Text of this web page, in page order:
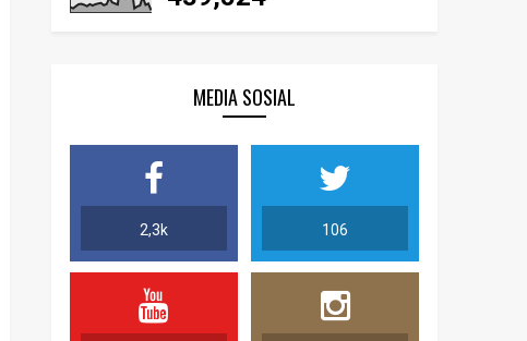
MEDIA SOSIAL
2,3k 106